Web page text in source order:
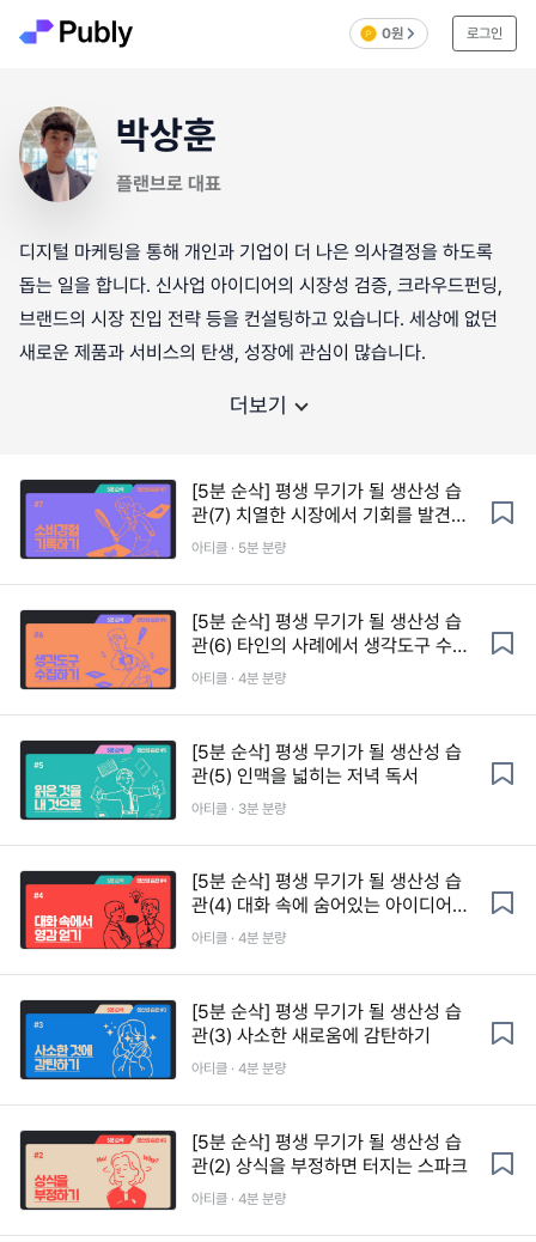
0원 로그인
박상훈
플랜브로 대표
디지털 마케팅을 통해 개인과 기업이 더 나은 의사결정을 하도록
돕는 일을 합니다. 신사업 아이디어의 시장성 검증, 크라우드펀딩,
브랜드의 시장 진입 전략 등을 컨설팅하고 있습니다. 세상에 없던
새로운 제품과 서비스의 탄생, 성장에 관심이 많습니다.
더보기
[5분 순삭] 평생 무기가 될 생산성 습
관(7) 치열한 시장에서 기회를 발견하
는 소비경험기록
아티클 · 5분 분량
[5분 순삭] 평생 무기가 될 생산성 습
관(6) 타인의 사례에서 생각도구 수집
하기
아티클 · 4분 분량
[5분 순삭] 평생 무기가 될 생산성 습
관(5) 인맥을 넓히는 저녁 독서
아티클 · 3분 분량
[5분 순삭] 평생 무기가 될 생산성 습
관(4) 대화 속에 숨어있는 아이디어의
씨앗
아티클 · 4분 분량
[5분 순삭] 평생 무기가 될 생산성 습
관(3) 사소한 새로움에 감탄하기
아티클 · 4분 분량
[5분 순삭] 평생 무기가 될 생산성 습
관(2) 상식을 부정하면 터지는 스파크
아티클 · 4분 분량